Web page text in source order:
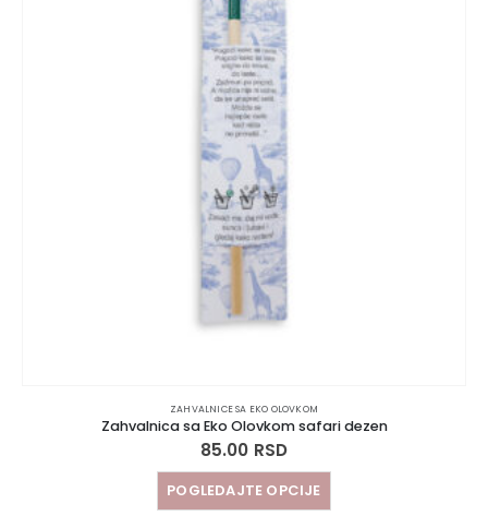
ZAHVALNICE SA EKO OLOVKOM
Zahvalnica sa Eko Olovkom safari dezen
85.00 RSD
POGLEDAJTE OPCIJE